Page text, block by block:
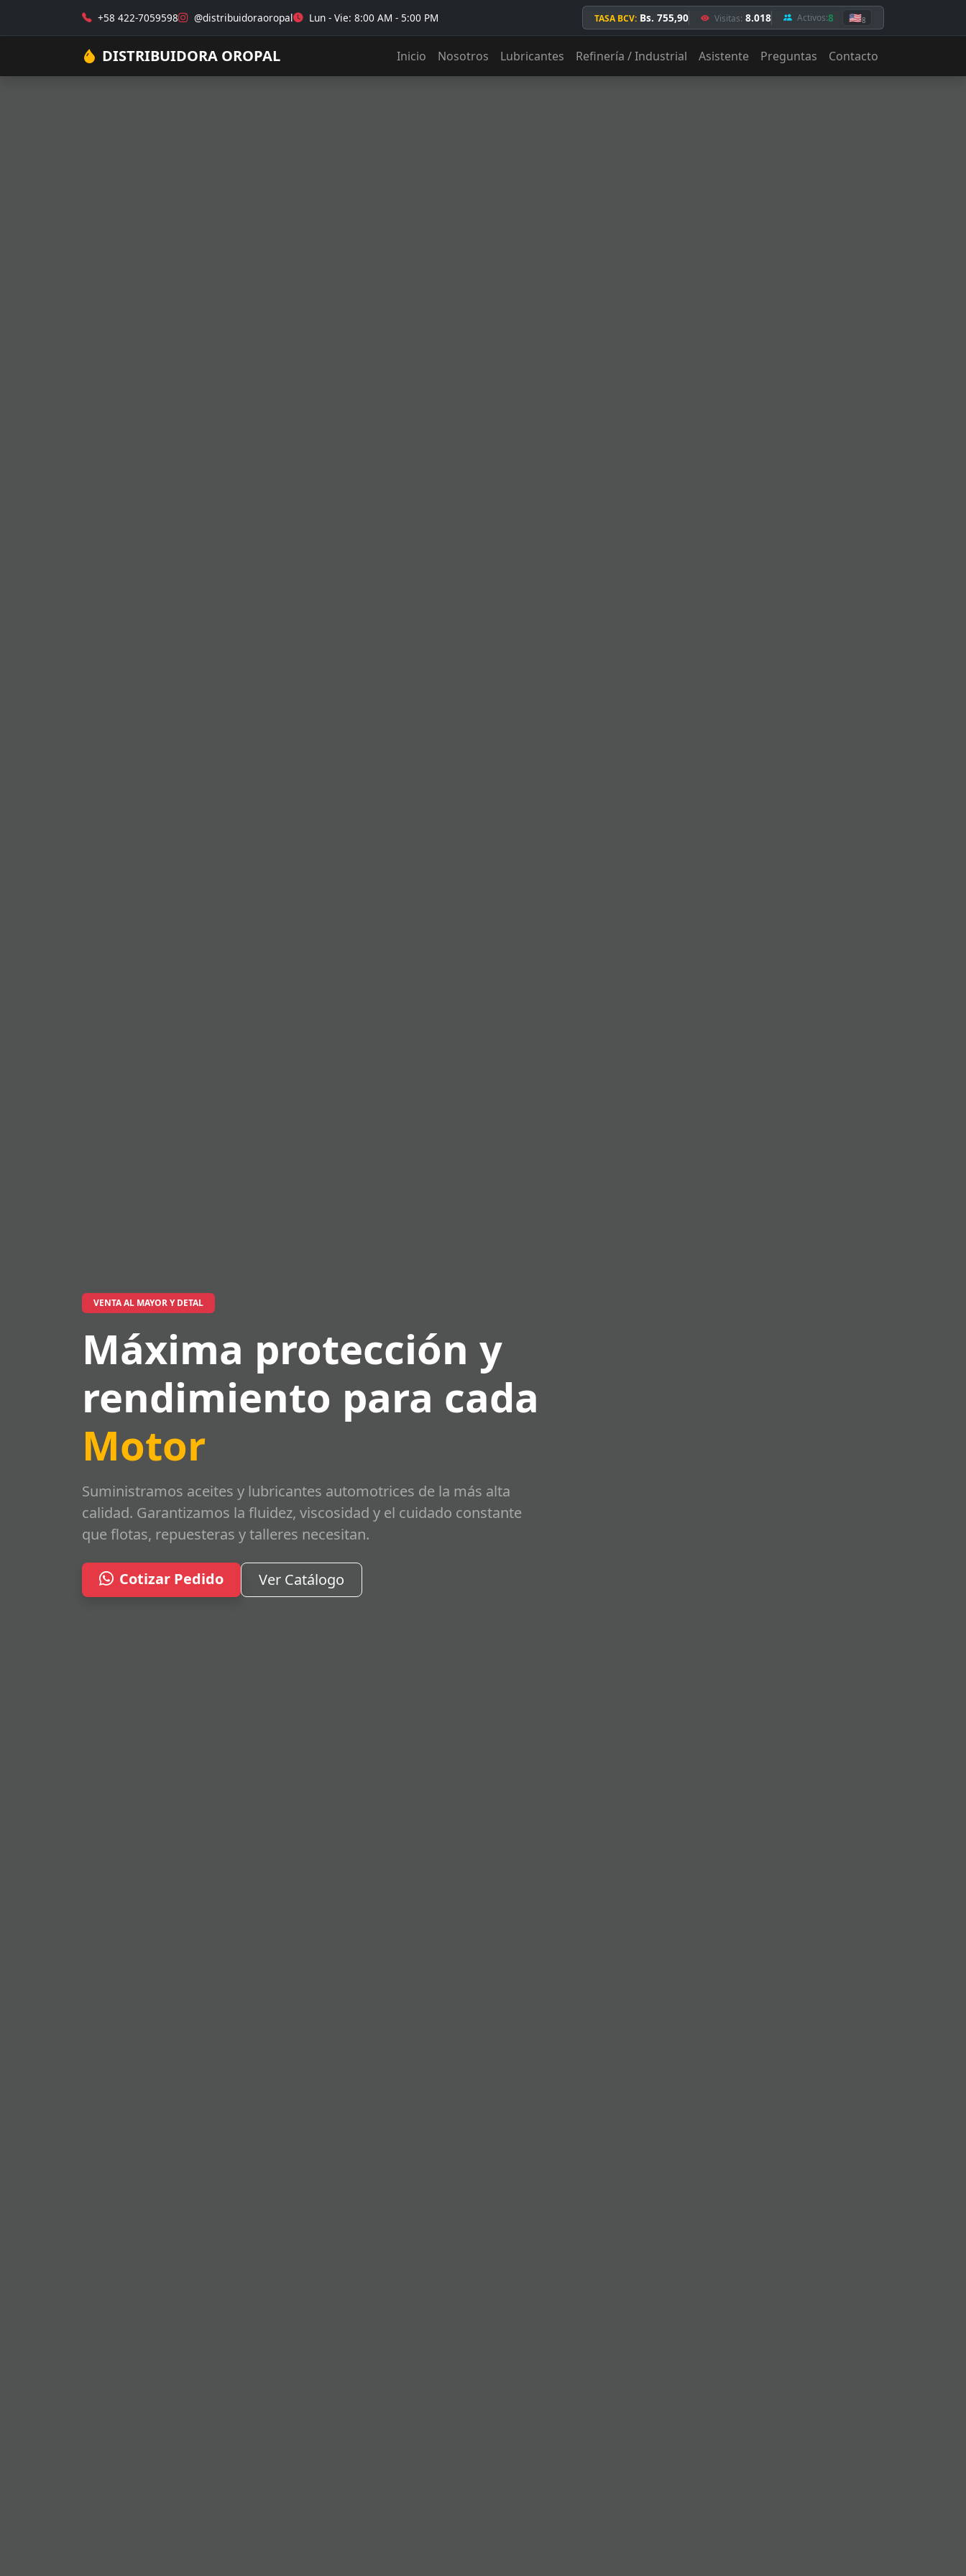
+58 422-7059598 @distribuidoraoropal Lun - Vie: 8:00 AM - 5:00 PM TASA BCV: Bs. 755,90 Visitas: 8.018 Activos:8 🇺🇸8
DISTRIBUIDORA OROPAL Inicio Nosotros Lubricantes Refinería / Industrial Asistente Preguntas Contacto
VENTA AL MAYOR Y DETAL
Máxima protección y
rendimiento para cada
Motor
Suministramos aceites y lubricantes automotrices de la más alta
calidad. Garantizamos la fluidez, viscosidad y el cuidado constante
que flotas, repuesteras y talleres necesitan.
Cotizar Pedido Ver Catálogo